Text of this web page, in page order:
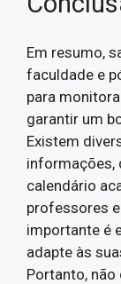
Em resumo,
faculdade e
para
garantir um
Existem
informações,
calendário
professores
importante é
adapte às
Portanto,